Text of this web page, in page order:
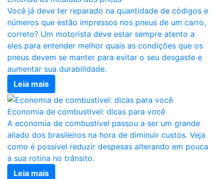
Você já deve ter reparado na quantidade de códigos e
números que estão impressos nos pneus de um carro,
correto? Um motorista deve estar sempre atento a
eles para entender melhor quais as condições que os
pneus devem se manter para evitar o seu desgaste e
aumentar sua durabilidade.
Leia mais
Economia de combustível: dicas para você
A economia de combustível passou a ser um grande
aliado dos brasileiros na hora de diminuir custos. Veja
como é possível reduzir despesas alterando em pouca
a sua rotina no trânsito.
Leia mais